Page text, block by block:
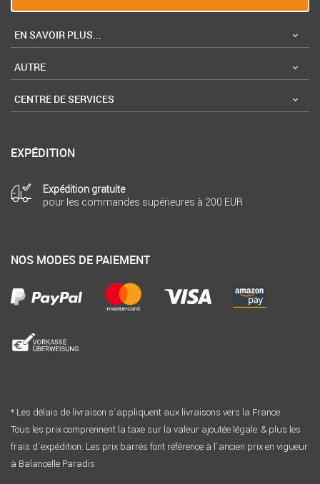
EN SAVOIR PLUS...
AUTRE
CENTRE DE SERVICES
EXPÉDITION
Expédition gratuite
pour les commandes supérieures à 200 EUR
NOS MODES DE PAIEMENT
* Les délais de livraison s´appliquent aux livraisons vers la France
Tous les prix comprennent la taxe sur la valeur ajoutée légale. & plus les
frais d´expédition. Les prix barrés font référence à l´ancien prix en vigueur
à Balancelle Paradis